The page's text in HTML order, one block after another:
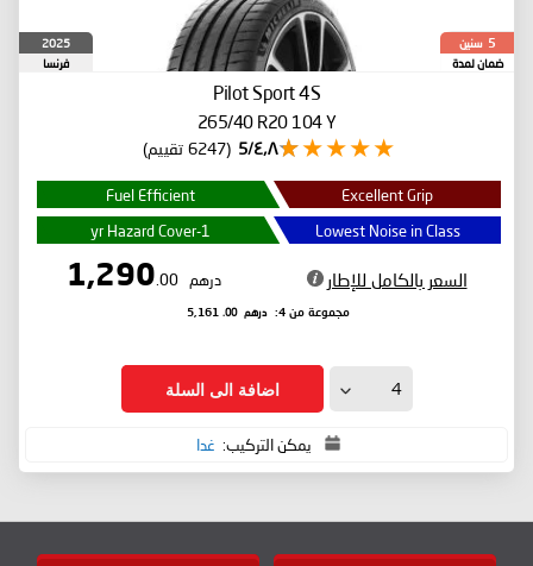
5 سنين
ضمان لمدة
2025
فرنسا
Pilot Sport 4S
265/40 R20 104 Y
٤٫٨/5 (6247 تقييم)
Excellent Grip
Fuel Efficient
Lowest Noise in Class
1-yr Hazard Cover
السعر بالكامل للإطار درهم 1,290
.00
مجموعة من 4: درهم 5,161
.00
اضافة الى السلة
يمكن التركيب: غدا